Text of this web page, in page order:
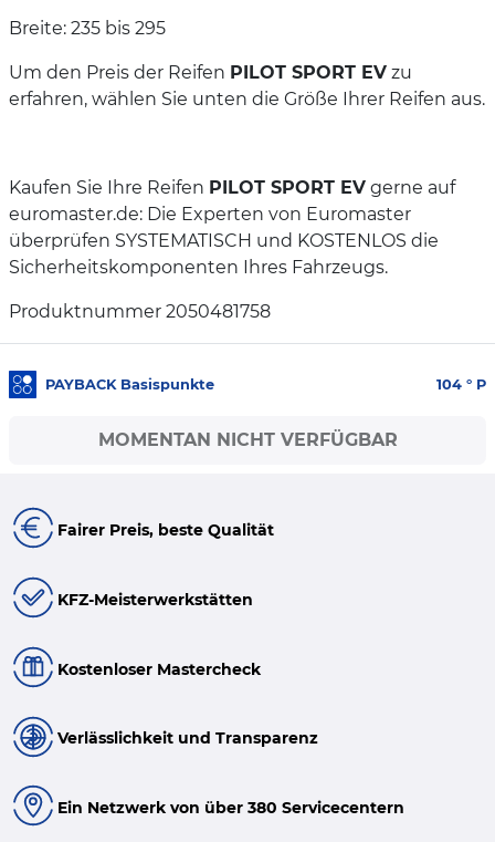
Breite: 235 bis 295
Um den Preis der Reifen PILOT SPORT EV zu
erfahren, wählen Sie unten die Größe Ihrer Reifen aus.
Kaufen Sie Ihre Reifen PILOT SPORT EV gerne auf
euromaster.de: Die Experten von Euromaster
überprüfen SYSTEMATISCH und KOSTENLOS die
Sicherheitskomponenten Ihres Fahrzeugs.
Produktnummer 2050481758
PAYBACK Basispunkte 104 ° P
MOMENTAN NICHT VERFÜGBAR
Fairer Preis, beste Qualität
KFZ-Meisterwerkstätten
Kostenloser Mastercheck
Verlässlichkeit und Transparenz
Ein Netzwerk von über 380 Servicecentern